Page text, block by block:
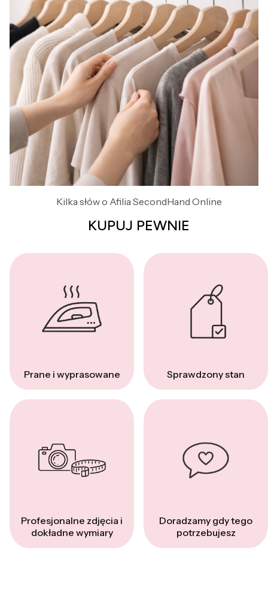
Kilka słów o Afilia SecondHand Online
KUPUJ PEWNIE
Prane i wyprasowane Sprawdzony stan
Profesjonalne zdjęcia i
dokładne wymiary
Doradzamy gdy tego
potrzebujesz